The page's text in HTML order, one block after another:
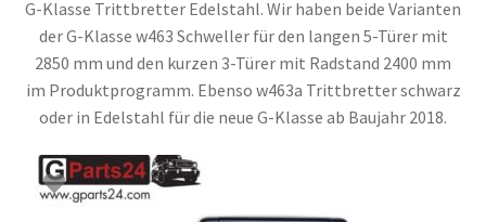
G-Klasse Trittbretter Edelstahl. Wir haben beide Varianten
der G-Klasse w463 Schweller für den langen 5-Türer mit
2850 mm und den kurzen 3-Türer mit Radstand 2400 mm
im Produktprogramm. Ebenso w463a Trittbretter schwarz
oder in Edelstahl für die neue G-Klasse ab Baujahr 2018.